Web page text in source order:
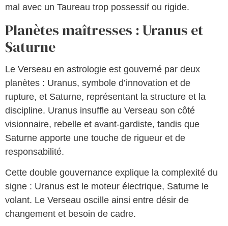
mal avec un Taureau trop possessif ou rigide.
Planètes maîtresses : Uranus et
Saturne
Le Verseau en astrologie est gouverné par deux
planètes : Uranus, symbole d’innovation et de
rupture, et Saturne, représentant la structure et la
discipline. Uranus insuffle au Verseau son côté
visionnaire, rebelle et avant-gardiste, tandis que
Saturne apporte une touche de rigueur et de
responsabilité.
Cette double gouvernance explique la complexité du
signe : Uranus est le moteur électrique, Saturne le
volant. Le Verseau oscille ainsi entre désir de
changement et besoin de cadre.